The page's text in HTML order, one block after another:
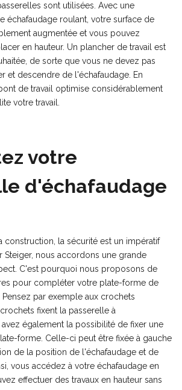
sont utilisées. Avec une
échafaudage roulant, votre surface de
augmentée et vous pouvez
en hauteur. Un plancher de travail est
de sorte que vous ne devez pas
et descendre de l'échafaudage. En
de travail optimise considérablement
votre travail.
votre
d'échafaudage
construction, la sécurité est un impératif
Steiger, nous accordons une grande
C'est pourquoi nous proposons de
pour compléter votre plate-forme de
par exemple aux crochets
fixent la passerelle à
avez également la possibilité de fixer une
forme. Celle-ci peut être fixée à gauche
de la position de l'échafaudage et de
vous accédez à votre échafaudage en
effectuer des travaux en hauteur sans